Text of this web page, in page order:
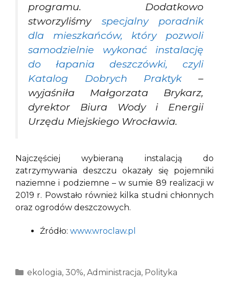
programu. Dodatkowo
stworzyliśmy specjalny poradnik
dla mieszkańców, który pozwoli
samodzielnie wykonać instalację
do łapania deszczówki, czyli
Katalog Dobrych Praktyk–
wyjaśniła Małgorzata Brykarz,
dyrektor Biura Wody i Energii
Urzędu Miejskiego Wrocławia.
Najczęściej wybieraną instalacją do
zatrzymywania deszczu okazały się pojemniki
naziemne i podziemne – w sumie 89 realizacji w
2019 r. Powstało również kilka studni chłonnych
oraz ogrodów deszczowych.
Źródło: www.wroclaw.pl
Kategorie
ekologia, 30%, Administracja, Polityka